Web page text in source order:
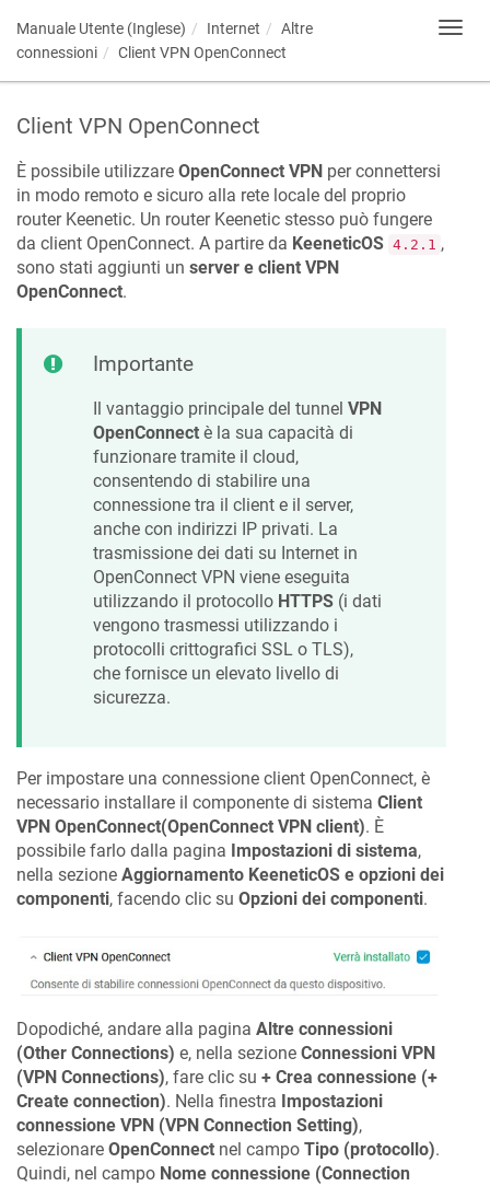
Manuale Utente (Inglese) Internet
Altre
connessioni
Client VPN OpenConnect
Client VPN OpenConnect
È possibile utilizzare OpenConnect VPN per connettersi
in modo remoto e sicuro alla rete locale del proprio
router Keenetic. Un router Keenetic stesso può fungere
da client OpenConnect. A partire da KeeneticOS 4.2.1 ,
sono stati aggiunti un server e client VPN
OpenConnect.
Importante
Il vantaggio principale del tunnel VPN
OpenConnect è la sua capacità di
funzionare tramite il cloud,
consentendo di stabilire una
connessione tra il client e il server,
anche con indirizzi IP privati. La
trasmissione dei dati su Internet in
OpenConnect VPN viene eseguita
utilizzando il protocollo HTTPS (i dati
vengono trasmessi utilizzando i
protocolli crittografici SSL o TLS),
che fornisce un elevato livello di
sicurezza.
Per impostare una connessione client OpenConnect, è
necessario installare il componente di sistema Client
VPN OpenConnect(OpenConnect VPN client). È
possibile farlo dalla pagina Impostazioni di sistema,
nella sezione Aggiornamento KeeneticOS e opzioni dei
componenti, facendo clic su Opzioni dei componenti.
Dopodiché, andare alla pagina Altre connessioni
(Other Connections) e, nella sezione Connessioni VPN
(VPN Connections), fare clic su + Crea connessione (+
Create connection). Nella finestra Impostazioni
connessione VPN (VPN Connection Setting),
selezionare OpenConnect nel campo Tipo (protocollo).
Quindi, nel campo Nome connessione (Connection